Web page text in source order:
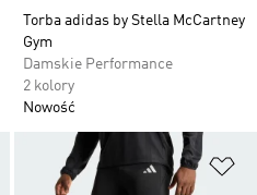
Torba adidas by Stella McCartney
Gym
Damskie Performance
2 kolory
Nowość
Dodaj do listy życzeń